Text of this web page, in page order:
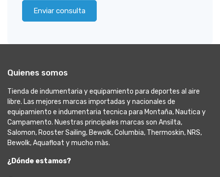
Enviar consulta
Quienes somos
Tienda de indumentaria y equipamiento para deportes al aire
libre. Las mejores marcas importadas y nacionales de
equipamiento e indumentaria tecnica para Montaña, Nautica y
Campamento. Nuestras principales marcas son Ansilta,
Salomon, Rooster Sailing, Bewolk, Columbia, Thermoskin, NRS,
Bewolk, Aquafloat y mucho màs.
¿Dónde estamos?